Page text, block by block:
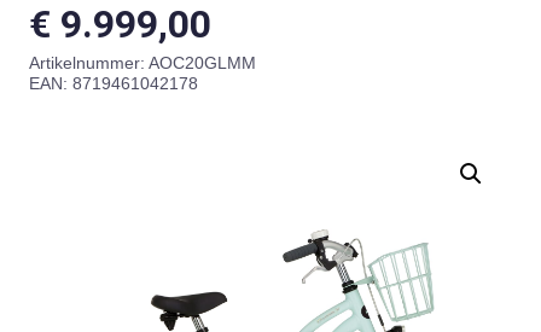
€ 9.999,00
Artikelnummer: AOC20GLMM
EAN: 8719461042178